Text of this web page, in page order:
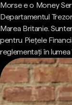
Morse e o Money
Departamentul
Marea Britanie.
pentru Piețele
reglementați în lumea